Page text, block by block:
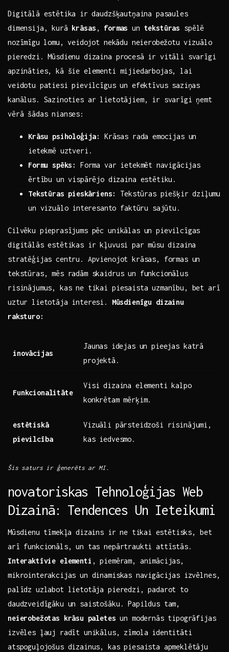
Digitālā estētika⁤ ir daudzšķautņaina pasaules
dimensija, kurā​ krāsas , formas un tekstūras spēlē
nozīmīgu⁢ lomu, ⁢veidojot nekādu neierobežotu⁢ vizuālo
pieredzi. Mūsdienu dizaina procesā ir vitāli svarīgi
apzināties, kā šie ​elementi mijiedarbojas, lai
veidotu ‌patiesi pievilcīgus⁣ un efektīvus saziņas
kanālus. Sazinoties ar lietotājiem, ir svarīgi ņemt
vērā ​šādas nianses: ⁤
Krāsu psiholoģija:
Krāsas rada emocijas un
ietekmē uztveri.
Formu spēks:
Forma var​ ietekmēt ⁤navigācijas
‍ērtību un vispārējo dizaina estētiku.
Tekstūras ⁢pieskāriens:
Tekstūras piešķir dziļumu
un vizuālo⁣ interesanto faktūru sajūtu.
Cilvēku pieprasījums pēc unikālas un pievilcīgas
digitālās estētikas ir kļuvusi ⁢par mūsu dizaina
stratēģijas centru. Apvienojot krāsas,‍ formas un
tekstūras, mēs radām skaidrus ​un funkcionālus
risinājumus, kas ne tikai‍ piesaista uzmanību, bet arī
uztur lietotāja interesi.⁤ Mūsdienīgu dizainu
raksturo:
inovācijas
Jaunas⁤ idejas un pieejas katrā
projektā.
Funkcionalitāte
Visi dizaina elementi⁣ kalpo
konkrētam mērķim.
estētiskā
‍pievilcība
Vizuāli ‍pārsteidzoši risinājumi,
kas iedvesmo.
Šis saturs ir ģenerēts ar MI.
novatoriskas Tehnoloģijas Web
Dizainā: ⁣Tendences Un Ieteikumi
Mūsdienu⁤ tīmekļa dizains ‌ir⁤ ne tikai⁢ estētisks, bet
arī funkcionāls, un tas nepārtraukti attīstās.
Interaktīvie elementi , piemēram, animācijas, ​
mikrointerakcijas un dinamiskas ⁢navigācijas ‍izvēlnes,
palīdz uzlabot lietotāja pieredzi,​ padarot to ​
daudzveidīgāku un saistošāku. Papildus tam,
neierobežotas krāsu ⁤paletes un modernās tipogrāfijas
izvēles ļauj radīt ​unikālus, zīmola identitāti
atspoguļojošus dizainus, kas piesaista‌ apmeklētāju